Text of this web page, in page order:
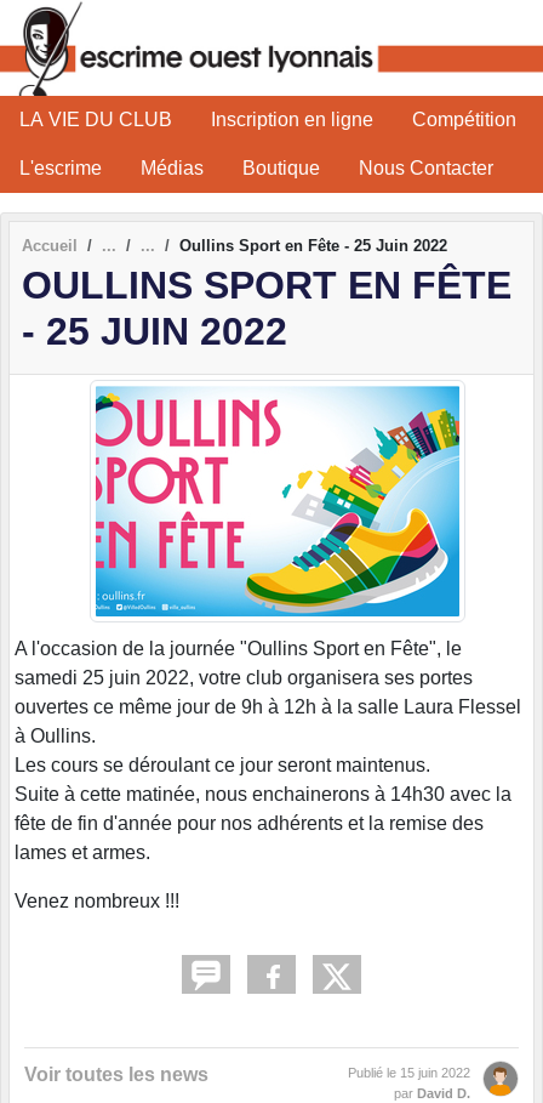
LA VIE DU CLUB Inscription en ligne Compétition
L'escrime Médias Boutique Nous Contacter
Accueil Oullins Sport en Fête - 25 Juin 2022
OULLINS SPORT EN FÊTE
- 25 JUIN 2022
A l'occasion de la journée "Oullins Sport en Fête", le
samedi 25 juin 2022, votre club organisera ses portes
ouvertes ce même jour de 9h à 12h à la salle Laura Flessel
à Oullins.
Les cours se déroulant ce jour seront maintenus.
Suite à cette matinée, nous enchainerons à 14h30 avec la
fête de fin d'année pour nos adhérents et la remise des
lames et armes.
Venez nombreux !!!
Voir toutes les news Publié le 15 juin 2022
par David D.
Panneau de gestion des cookies